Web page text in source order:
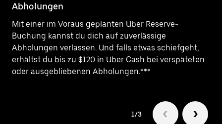
Abholungen
Mit einer im Voraus geplanten Uber Reserve-
Buchung kannst du dich auf zuverlässige
Abholungen verlassen. Und falls etwas schiefgeht,
erhältst du bis zu $120 in Uber Cash bei verspäteten
oder ausgebliebenen Abholungen.***
1/3